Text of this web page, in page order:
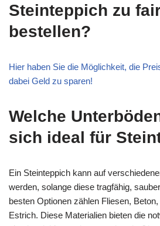
Steinteppich zu
bestellen?
Hier haben Sie die Möglichkeit, die
dabei Geld zu sparen!
Welche
sich ideal für
Ein Steinteppich kann auf
werden, solange diese tragfähig,
besten Optionen zählen Fliesen,
Estrich. Diese Materialien bieten die